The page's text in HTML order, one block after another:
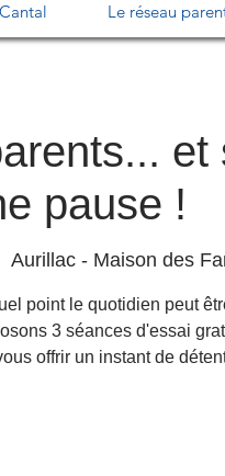
Le réseau
et
pause !
Aurillac - Maison des
point le quotidien peut
3 séances d'essai
offrir un instant de